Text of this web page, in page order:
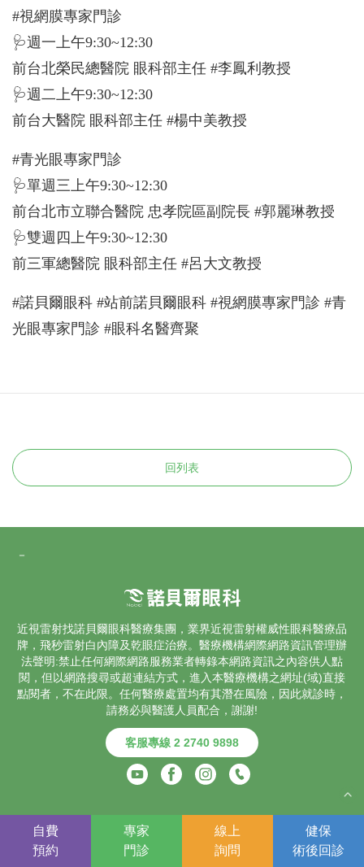
#視網膜專家門診
🩺週一上午9:30~12:30
前台北榮民總醫院 眼科部主任 #李鳳利教授
🩺週二上午9:30~12:30
前台大醫院 眼科部主任 #楊中美教授
#青光眼專家門診
🩺單週三上午9:30~12:30
前台北市立聯合醫院 忠孝院區副院長 #郭麗琳教授
🩺雙週四上午9:30~12:30
前三軍總醫院 眼科部主任 #呂大文教授
#諾貝爾眼科 #站前諾貝爾眼科 #視網膜專家門診 #青
光眼專家門診 #眼科名醫齊聚
回列表
－
近視雷射找諾貝爾眼科醫療集團，業界近視雷射權威性眼科醫療品
牌，飛秒雷射白內障及乾眼症治療。醫療機構網際網路資訊管理辦
法聲明:禁止任何網際網路服務業者轉錄本網路資訊之內容供人點
閱，但以網路搜尋或超連結方式，進入本醫療機構之網址(域)直接
點閱者，不在此限。任何醫療處置均有其潛在風險，因此就診時，
請務必與醫護人員配合，謝謝!
客服專線 2 2740 9898
COPYRIGHT © 2025 諾貝爾醫療集團. ALL RIGHTS RESERVED.
隱私權保護政策及免責聲明
自費
預約
專家
門診
線上
詢問
健保
術後回診